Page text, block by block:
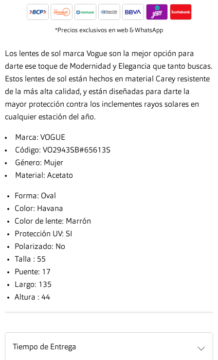
*Precios exclusivos en web & WhatsApp
Los lentes de sol marca Vogue son la mejor opción para
darte ese toque de Modernidad y Elegancia que tanto buscas.
Estos lentes de sol están hechos en material Carey resistente
de la más alta calidad, y están diseñadas para darte la
mayor protección contra los inclementes rayos solares en
cualquier estación del año.
Marca: VOGUE
Código: VO2943SB#65613S
Género: Mujer
Material: Acetato
Forma: Oval
Color: Havana
Color de lente: Marrón
Protección UV: SI
Polarizado: No
Talla : 55
Puente: 17
Largo: 135
Altura : 44
Tiempo de Entrega